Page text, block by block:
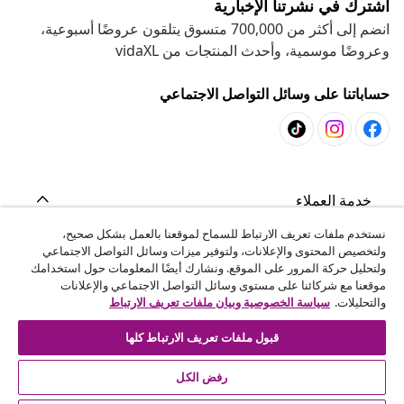
اشترك في نشرتنا الإخبارية
انضم إلى أكثر من 700,000 متسوق يتلقون عروضًا أسبوعية،
وعروضًا موسمية، وأحدث المنتجات من vidaXL
حساباتنا على وسائل التواصل الاجتماعي
خدمة العملاء
المشاريع
vidaXL
اكتشف المزيد
نستخدم ملفات تعريف الارتباط للسماح لموقعنا بالعمل بشكل صحيح،
ولتخصيص المحتوى والإعلانات، ولتوفير ميزات وسائل التواصل الاجتماعي
ولتحليل حركة المرور على الموقع. ونشارك أيضًا المعلومات حول استخدامك
موقعنا مع شركائنا على مستوى وسائل التواصل الاجتماعي والإعلانات
والتحليلات. سياسة الخصوصية وبيان ملفات تعريف الارتباط
قبول ملفات تعريف الارتباط كلها
رفض الكل